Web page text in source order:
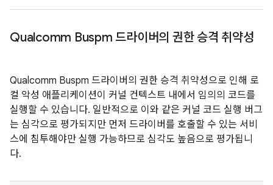
Qualcomm Buspm 드라이버의 권한 승격 취약성
Qualcomm Buspm 드라이버의 권한 승격 취약성으로 인해 로
컬 악성 애플리케이션이 커널 컨텍스트 내에서 임의의 코드를
실행할 수 있습니다. 일반적으로 이와 같은 커널 코드 실행 버그
는 심각으로 평가되지만 먼저 드라이버를 호출할 수 있는 서비
스에 침투해야만 실행 가능하므로 심각도 높음으로 평가됩니
다.